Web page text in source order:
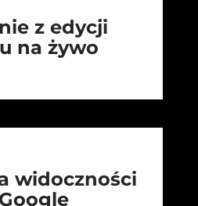
z edycji
na żywo
widoczności